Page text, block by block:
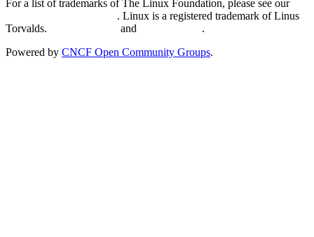
For a list of trademarks of The Linux Foundation, please see our
. Linux is a registered trademark of Linus
Torvalds.
and
.
Powered by CNCF Open Community Groups.